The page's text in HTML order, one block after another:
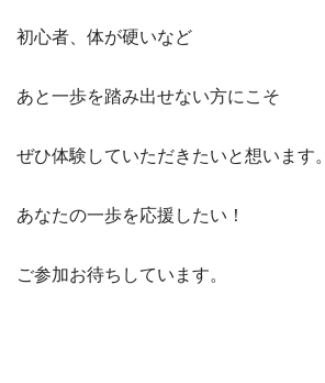
初心者、体が硬いなど
あと一歩を踏み出せない方にこそ
ぜひ体験していただきたいと想います。
あなたの一歩を応援したい！
ご参加お待ちしています。